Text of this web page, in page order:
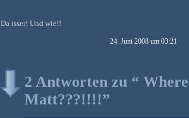
Da isser! Und wie!!
24. Juni 2008 um 03:21
2 Antworten zu “
Matt???!!!!”